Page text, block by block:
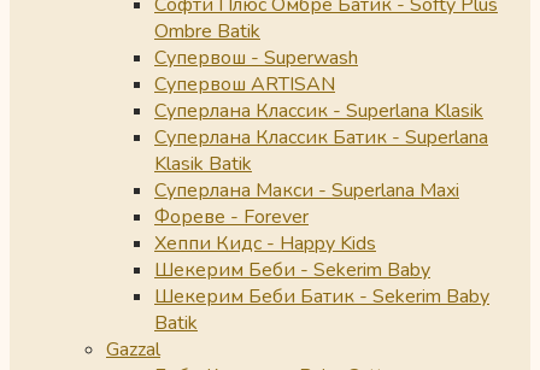
Ombre Batik
Супервош - Superwash
Супервош ARTISAN
Суперлана Классик - Superlana Klasik
Суперлана Классик Батик - Superlana
Klasik Batik
Суперлана Макси - Superlana Maxi
Фореве - Forever
Хеппи Кидс - Happy Kids
Шекерим Беби - Sekerim Baby
Шекерим Беби Батик - Sekerim Baby
Batik
Gazzal